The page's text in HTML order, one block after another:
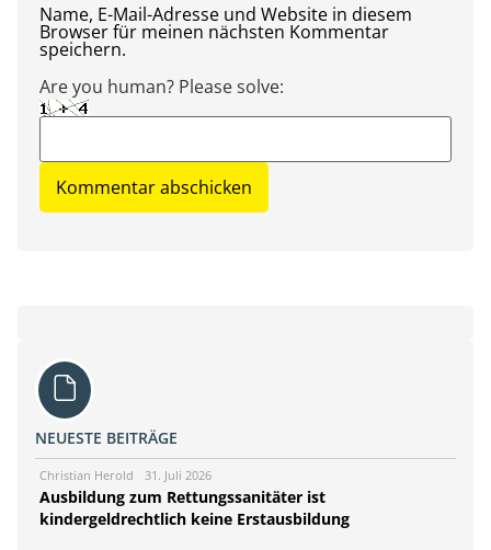
Name, E-Mail-Adresse und Website in diesem
Browser für meinen nächsten Kommentar
speichern.
Are you human? Please solve:
NEUESTE BEITRÄGE
Christian Herold 31. Juli 2026
Ausbildung zum Rettungssanitäter ist
kindergeldrechtlich keine Erstausbildung